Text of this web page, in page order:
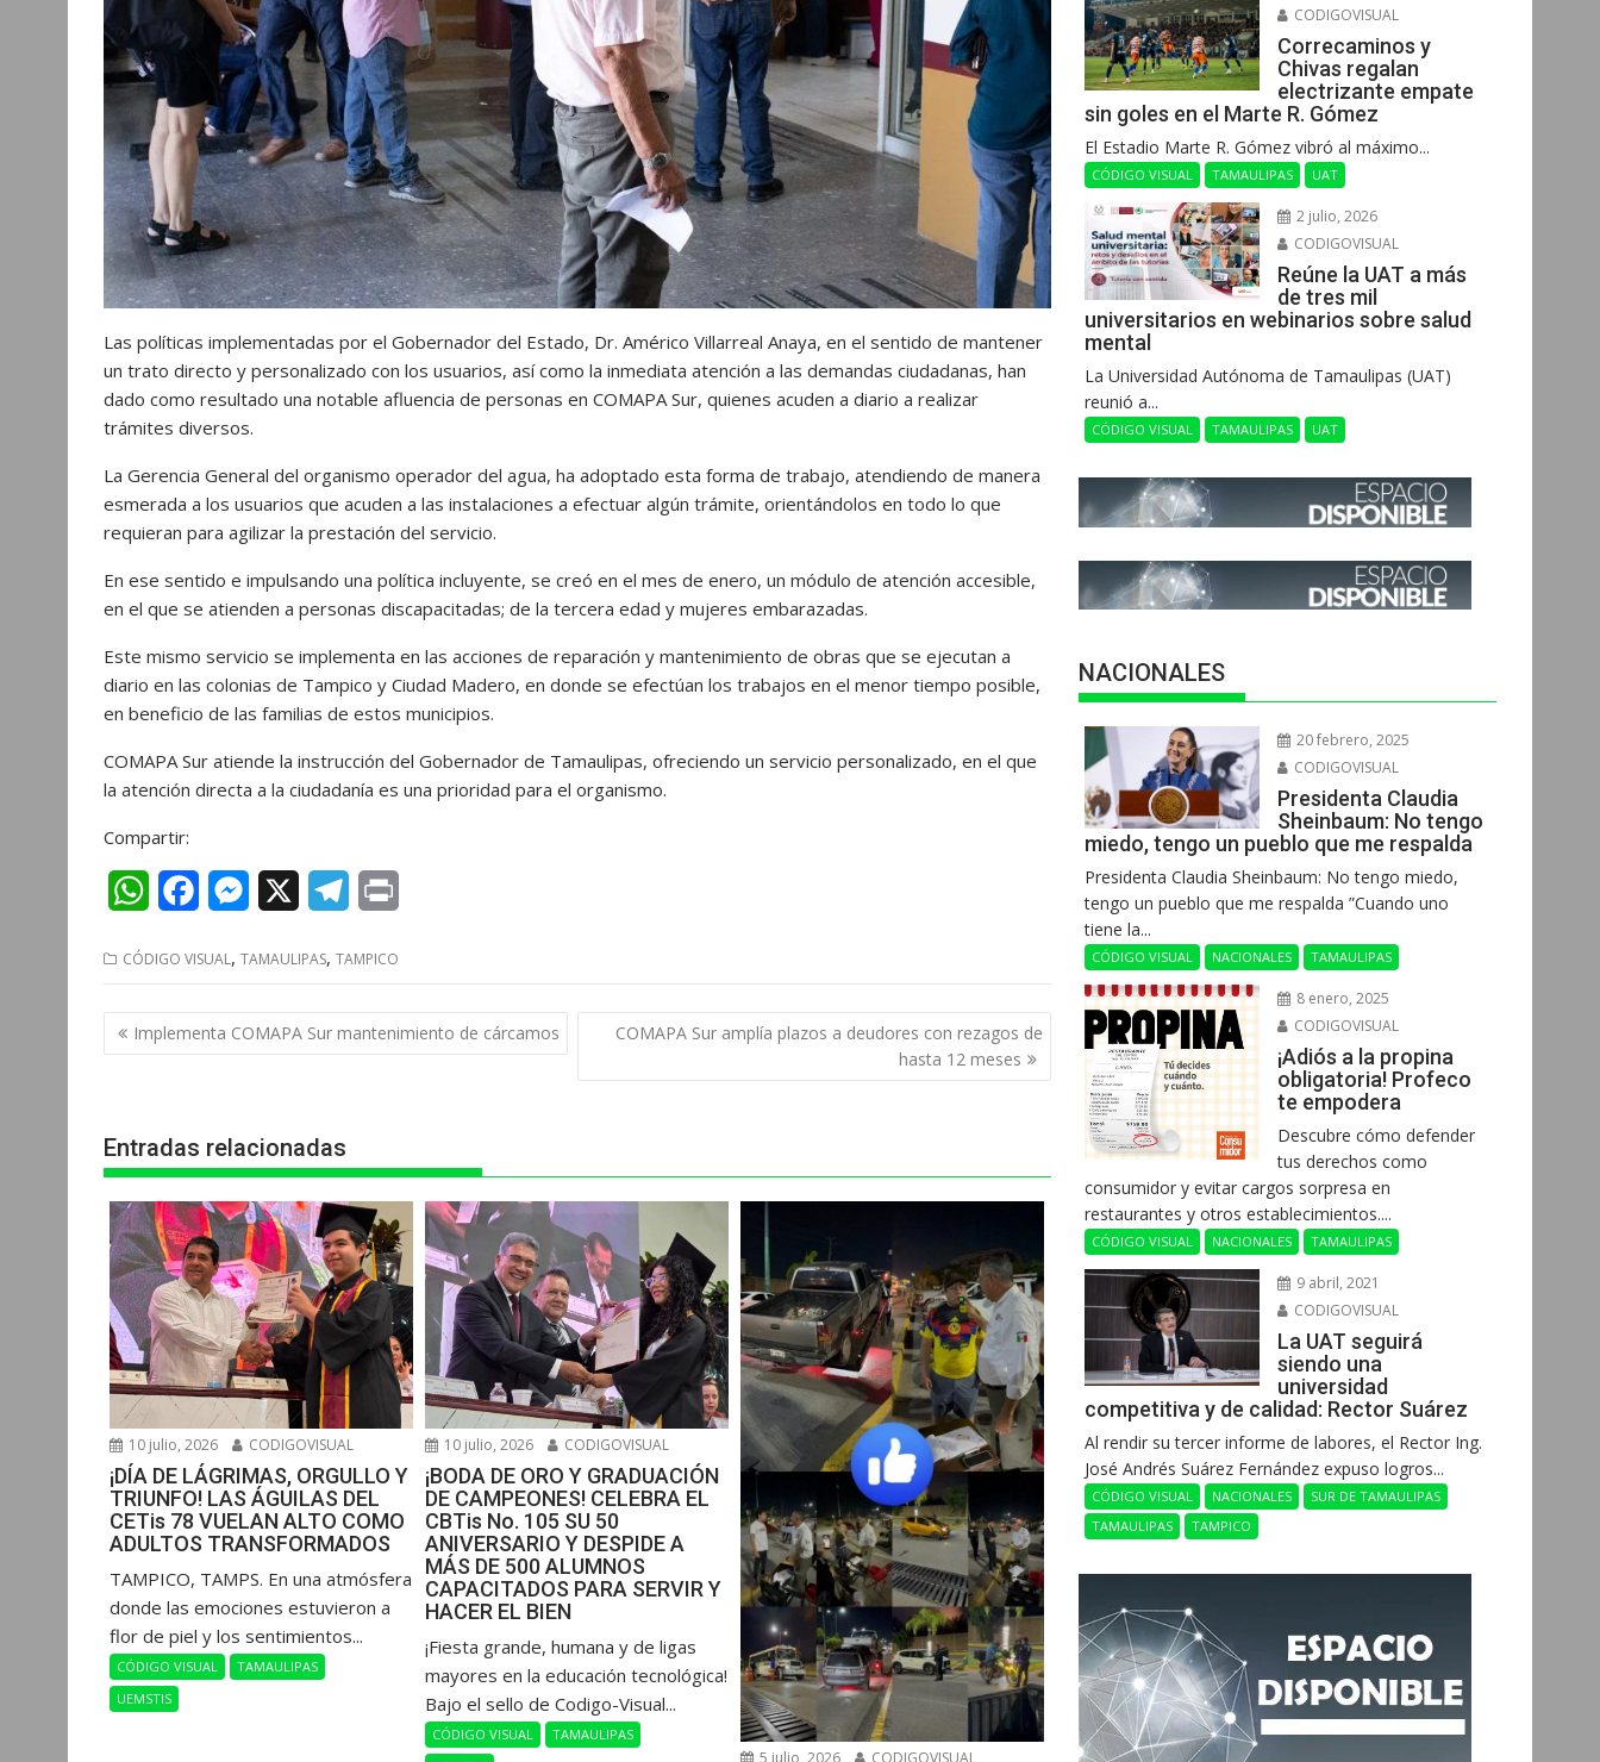
Las políticas implementadas por el Gobernador del Estado, Dr. Américo Villarreal Anaya, en el sentido de mantener
un trato directo y personalizado con los usuarios, así como la inmediata atención a las demandas ciudadanas, han
dado como resultado una notable afluencia de personas en COMAPA Sur, quienes acuden a diario a realizar
trámites diversos.
La Gerencia General del organismo operador del agua, ha adoptado esta forma de trabajo, atendiendo de manera
esmerada a los usuarios que acuden a las instalaciones a efectuar algún trámite, orientándolos en todo lo que
requieran para agilizar la prestación del servicio.
En ese sentido e impulsando una política incluyente, se creó en el mes de enero, un módulo de atención accesible,
en el que se atienden a personas discapacitadas; de la tercera edad y mujeres embarazadas.
Este mismo servicio se implementa en las acciones de reparación y mantenimiento de obras que se ejecutan a
diario en las colonias de Tampico y Ciudad Madero, en donde se efectúan los trabajos en el menor tiempo posible,
en beneficio de las familias de estos municipios.
COMAPA Sur atiende la instrucción del Gobernador de Tamaulipas, ofreciendo un servicio personalizado, en el que
la atención directa a la ciudadanía es una prioridad para el organismo.
Compartir:
W
a
t
s
p
c
e
b
k
s
s
e
e
r
l
e
g
m
n
t
CÓDIGO VISUAL, TAMAULIPAS, TAMPICO
Navegación
de
Implementa COMAPA Sur mantenimiento de cárcamos
COMAPA Sur amplía plazos a deudores con rezagos de
hasta 12 meses
Entradas relacionadas
10 julio, 2026 CODIGOVISUAL
¡DÍA DE LÁGRIMAS, ORGULLO Y
TRIUNFO! LAS ÁGUILAS DEL
CETis 78 VUELAN ALTO COMO
ADULTOS TRANSFORMADOS
​TAMPICO, TAMPS. En una atmósfera
donde las emociones estuvieron a
flor de piel y los sentimientos...
CÓDIGO VISUAL
TAMAULIPAS
UEMSTIS
10 julio, 2026 CODIGOVISUAL
¡BODA DE ORO Y GRADUACIÓN
DE CAMPEONES! CELEBRA EL
CBTis No. 105 SU 50
ANIVERSARIO Y DESPIDE A
MÁS DE 500 ALUMNOS
CAPACITADOS PARA SERVIR Y
HACER EL BIEN
​¡Fiesta grande, humana y de ligas
mayores en la educación tecnológica!
Bajo el sello de Codigo-Visual...
CÓDIGO VISUAL
TAMAULIPAS
5 julio, 2026 CODIGOVISUAL
CODIGOVISUAL
Correcaminos y
Chivas regalan
electrizante empate
sin goles en el Marte R. Gómez
El Estadio Marte R. Gómez vibró al máximo...
CÓDIGO VISUAL TAMAULIPAS UAT
2 julio, 2026
CODIGOVISUAL
Reúne la UAT a más
de tres mil
universitarios en webinarios sobre salud
mental
La Universidad Autónoma de Tamaulipas (UAT)
reunió a...
CÓDIGO VISUAL TAMAULIPAS UAT
NACIONALES
20 febrero, 2025
CODIGOVISUAL
Presidenta Claudia
Sheinbaum: No tengo
miedo, tengo un pueblo que me respalda
Presidenta Claudia Sheinbaum: No tengo miedo,
tengo un pueblo que me respalda ”Cuando uno
tiene la...
CÓDIGO VISUAL NACIONALES TAMAULIPAS
8 enero, 2025
CODIGOVISUAL
¡Adiós a la propina
obligatoria! Profeco
te empodera
Descubre cómo defender
tus derechos como
consumidor y evitar cargos sorpresa en
restaurantes y otros establecimientos....
CÓDIGO VISUAL NACIONALES TAMAULIPAS
9 abril, 2021
CODIGOVISUAL
La UAT seguirá
siendo una
universidad
competitiva y de calidad: Rector Suárez
Al rendir su tercer informe de labores, el Rector Ing.
José Andrés Suárez Fernández expuso logros...
CÓDIGO VISUAL NACIONALES
SUR DE TAMAULIPAS
TAMAULIPAS
TAMPICO